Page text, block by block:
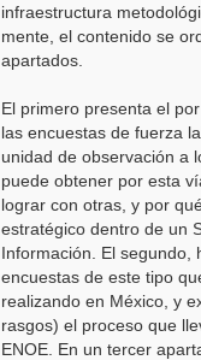
infraestructura
mente, el contenido se
apartados.
El primero presenta el
las encuestas de fuerza
unidad de observación a
puede obtener por esta
lograr con otras, y por
estratégico dentro de un
Información. El segundo,
encuestas de este tipo
realizando en México, y
rasgos) el proceso que
ENOE. En un tercer